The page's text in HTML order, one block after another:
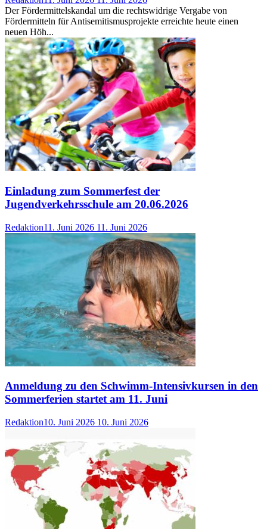
Der Fördermittelskandal um die rechtswidrige Vergabe von
Fördermitteln für Antisemitismusprojekte erreichte heute einen
neuen Höh...
Einladung zum Sommerfest der
Jugendverkehrsschule am 20.06.2026
Redaktion11. Juni 2026 11. Juni 2026
Anmeldung zu den Schwimm-Intensivkursen in den
Sommerferien startet am 11. Juni
Redaktion10. Juni 2026 10. Juni 2026